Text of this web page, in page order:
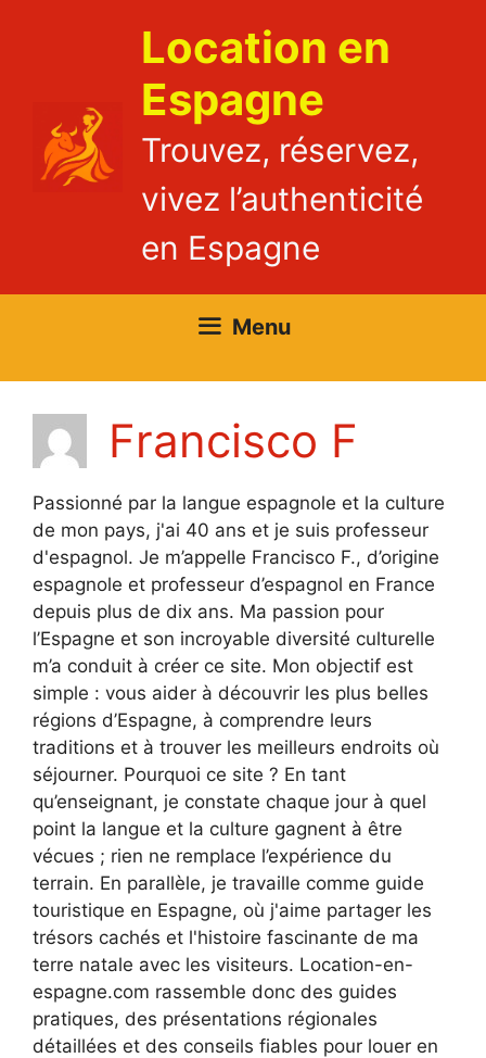
Location en
Espagne
Trouvez, réservez,
vivez l’authenticité
en Espagne
Menu
Francisco F
Passionné par la langue espagnole et la culture
de mon pays, j'ai 40 ans et je suis professeur
d'espagnol. Je m’appelle Francisco F., d’origine
espagnole et professeur d’espagnol en France
depuis plus de dix ans. Ma passion pour
l’Espagne et son incroyable diversité culturelle
m’a conduit à créer ce site. Mon objectif est
simple : vous aider à découvrir les plus belles
régions d’Espagne, à comprendre leurs
traditions et à trouver les meilleurs endroits où
séjourner. Pourquoi ce site ? En tant
qu’enseignant, je constate chaque jour à quel
point la langue et la culture gagnent à être
vécues ; rien ne remplace l’expérience du
terrain. En parallèle, je travaille comme guide
touristique en Espagne, où j'aime partager les
trésors cachés et l'histoire fascinante de ma
terre natale avec les visiteurs. Location-en-
espagne.com rassemble donc des guides
pratiques, des présentations régionales
détaillées et des conseils fiables pour louer en